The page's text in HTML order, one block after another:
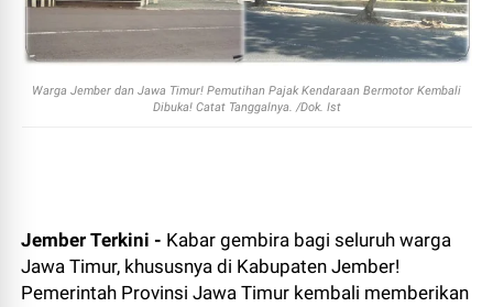
Warga Jember dan Jawa Timur! Pemutihan Pajak Kendaraan Bermotor Kembali
Dibuka! Catat Tanggalnya. /Dok. Ist
Jember Terkini - Kabar gembira bagi seluruh warga
Jawa Timur, khususnya di Kabupaten Jember!
Pemerintah Provinsi Jawa Timur kembali memberikan